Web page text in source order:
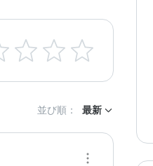
並び順： 最新